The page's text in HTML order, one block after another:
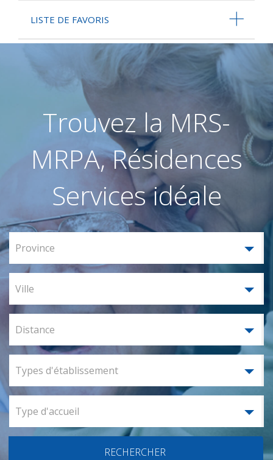
LISTE DE FAVORIS
Trouvez la MRS-
MRPA, Résidences
Services idéale
Province
Ville
Distance
Types d'établissement
Type d'accueil
RECHERCHER